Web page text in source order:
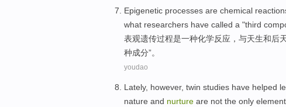
Epigenetic processes are chemical
what researchers have called a "third
表观遗传过程是一种化学反应 ，与天生和后
种成分”。
youdao
Lately, however, twin studies have helped
nature and nurture are not the only